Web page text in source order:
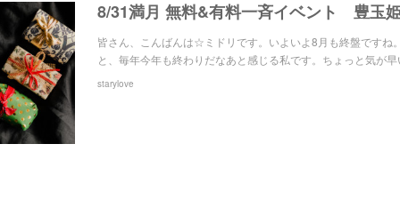
皆さん、こんばんは☆ミドリです。いよいよ8月も終盤ですね
と、毎年今年も終わりだなあと感じる私です。ちょっと気が
starylove